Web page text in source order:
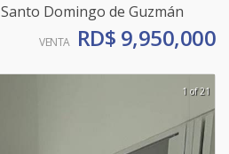
Santo Domingo de Guzmán
VENTA RD$ 9,950,000
1 of 21